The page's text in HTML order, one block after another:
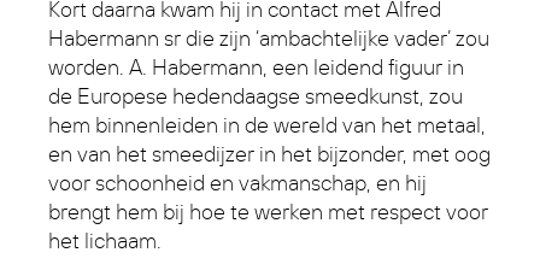
Kort daarna kwam hij in contact met Alfred
Habermann sr die zijn ‘ambachtelijke vader’ zou
worden. A. Habermann, een leidend figuur in
de Europese hedendaagse smeedkunst, zou
hem binnenleiden in de wereld van het metaal,
en van het smeedijzer in het bijzonder, met oog
voor schoonheid en vakmanschap, en hij
brengt hem bij hoe te werken met respect voor
het lichaam.